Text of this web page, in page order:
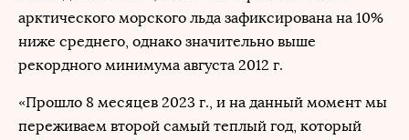
арктического морского льда зафиксирована на 10%
ниже среднего, однако значительно выше
рекордного минимума августа 2012 г.
«Прошло 8 месяцев 2023 г., и на данный момент мы
переживаем второй самый теплый год, который